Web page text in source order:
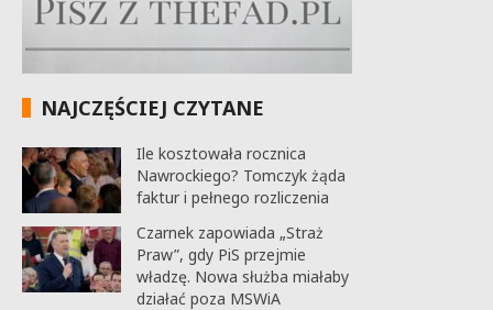
NAJCZĘŚCIEJ CZYTANE
Ile kosztowała rocznica
Nawrockiego? Tomczyk żąda
faktur i pełnego rozliczenia
Czarnek zapowiada „Straż
Praw”, gdy PiS przejmie
władzę. Nowa służba miałaby
działać poza MSWiA